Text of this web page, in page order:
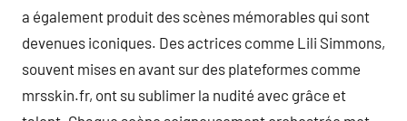
a également produit des scènes mémorables qui sont
devenues iconiques. Des actrices comme Lili Simmons,
souvent mises en avant sur des plateformes comme
mrsskin.fr, ont su sublimer la nudité avec grâce et